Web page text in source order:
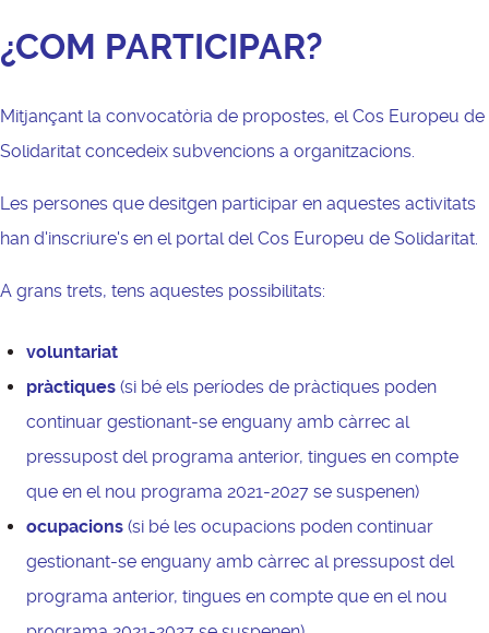
¿COM PARTICIPAR?
Mitjançant la convocatòria de propostes, el Cos Europeu de
Solidaritat concedeix subvencions a organitzacions.
Les persones que desitgen participar en aquestes activitats
han d'inscriure's en el portal del Cos Europeu de Solidaritat.
A grans trets, tens aquestes possibilitats:
voluntariat
pràctiques (si bé els períodes de pràctiques poden
continuar gestionant-se enguany amb càrrec al
pressupost del programa anterior, tingues en compte
que en el nou programa 2021-2027 se suspenen)
ocupacions (si bé les ocupacions poden continuar
gestionant-se enguany amb càrrec al pressupost del
programa anterior, tingues en compte que en el nou